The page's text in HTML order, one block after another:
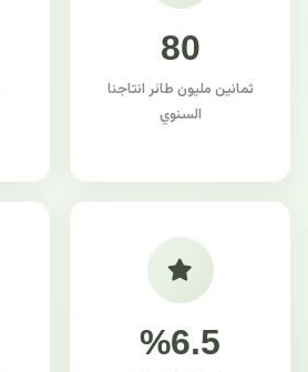
80
ثمانين مليون طائر انتاجنا
السنوي
%6.5